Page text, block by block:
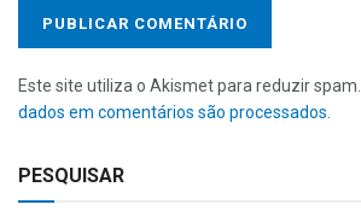
Este site utiliza o Akismet para reduzir spam.
dados em comentários são processados
PESQUISAR